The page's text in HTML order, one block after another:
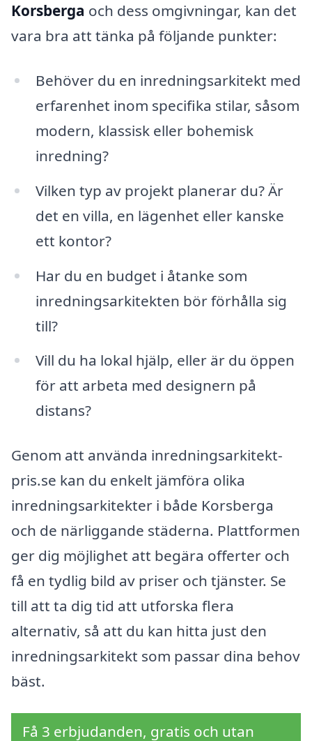
Korsberga och dess omgivningar, kan det
vara bra att tänka på följande punkter:
Behöver du en inredningsarkitekt med
erfarenhet inom specifika stilar, såsom
modern, klassisk eller bohemisk
inredning?
Vilken typ av projekt planerar du? Är
det en villa, en lägenhet eller kanske
ett kontor?
Har du en budget i åtanke som
inredningsarkitekten bör förhålla sig
till?
Vill du ha lokal hjälp, eller är du öppen
för att arbeta med designern på
distans?
Genom att använda inredningsarkitekt-
pris.se kan du enkelt jämföra olika
inredningsarkitekter i både Korsberga
och de närliggande städerna. Plattformen
ger dig möjlighet att begära offerter och
få en tydlig bild av priser och tjänster. Se
till att ta dig tid att utforska flera
alternativ, så att du kan hitta just den
inredningsarkitekt som passar dina behov
bäst.
Få 3 erbjudanden, gratis och utan